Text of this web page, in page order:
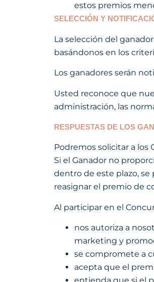
estos premios
SELECCIÓN Y
La selección del
basándonos en los
Los ganadores serán
Usted reconoce que
administración, las
RESPUESTAS DE LOS
Podremos solicitar a
Si el Ganador no
dentro de este plazo, se
reasignar el premio de
Al participar en el
nos autoriza a
marketing y
se compromete a
acepta que el